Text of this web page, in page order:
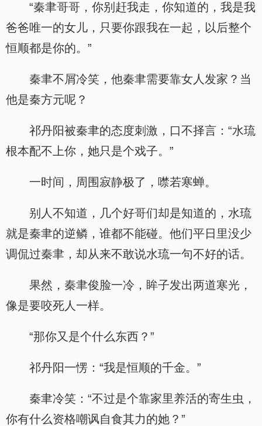
“秦聿哥哥，你别赶我走，你知道的，我是我
爸爸唯一的女儿，只要你跟我在一起，以后整个
恒顺都是你的。”
秦聿不屑冷笑，他秦聿需要靠女人发家？当
他是秦方元呢？
祁丹阳被秦聿的态度刺激，口不择言：“水琉
根本配不上你，她只是个戏子。”
一时间，周围寂静极了，噤若寒蝉。
别人不知道，几个好哥们却是知道的，水琉
就是秦聿的逆鳞，谁都不能碰。他们平日里没少
调侃过秦聿，却从来不敢说水琉一句不好的话。
果然，秦聿俊脸一冷，眸子发出两道寒光，
像是要咬死人一样。
“那你又是个什么东西？”
祁丹阳一愣：“我是恒顺的千金。”
秦聿冷笑：“不过是个靠家里养活的寄生虫，
你有什么资格嘲讽自食其力的她？”